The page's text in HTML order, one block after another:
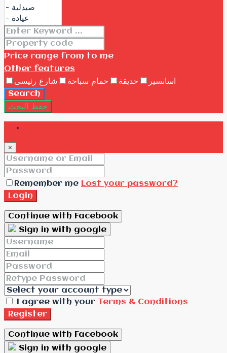
Price range from to me
Other features
اسانسير
حديقة حمام سباحة
شارع رئيسى
Search
حفظ البحث
×
Remember me Lost your password?
Login
Continue with Facebook
Sign in with google
I agree with your Terms & Conditions
Register
Continue with Facebook
Sign in with google